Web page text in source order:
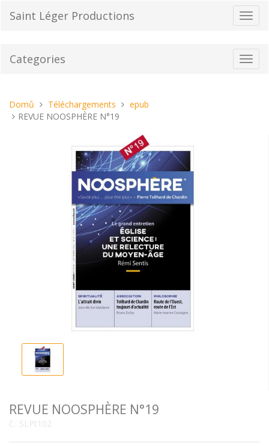
Saint Léger Productions
Categories
Nacházíte
se
Domů Téléchargements
epub
REVUE NOOSPHÈRE N°19
REVUE NOOSPHÈRE N°19
č.: SLPt102